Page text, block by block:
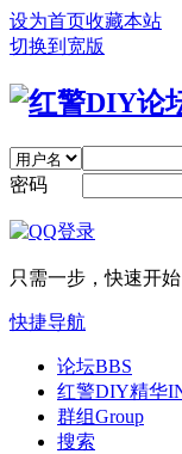
设为首页收藏本站
切换到宽版
密码
只需一步，快速开始
快捷导航
论坛BBS
红警DIY精华
群组Group
搜索